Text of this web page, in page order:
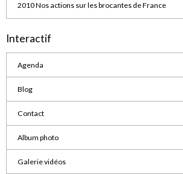
2010 Nos actions sur les brocantes de France
Interactif
Agenda
Blog
Contact
Album photo
Galerie vidéos